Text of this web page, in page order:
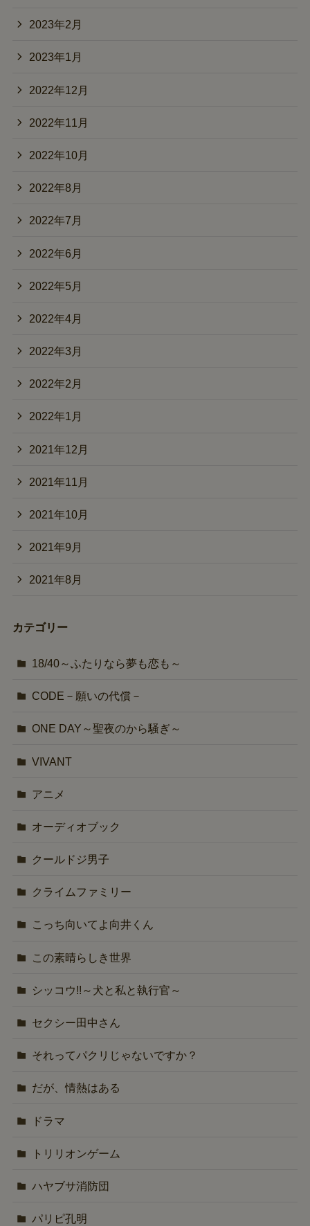
2023年2月
2023年1月
2022年12月
2022年11月
2022年10月
2022年8月
2022年7月
2022年6月
2022年5月
2022年4月
2022年3月
2022年2月
2022年1月
2021年12月
2021年11月
2021年10月
2021年9月
2021年8月
カテゴリー
18/40～ふたりなら夢も恋も～
CODE－願いの代償－
ONE DAY～聖夜のから騒ぎ～
VIVANT
アニメ
オーディオブック
クールドジ男子
クライムファミリー
こっち向いてよ向井くん
この素晴らしき世界
シッコウ!!～犬と私と執行官～
セクシー田中さん
それってパクリじゃないですか？
だが、情熱はある
ドラマ
トリリオンゲーム
ハヤブサ消防団
パリピ孔明